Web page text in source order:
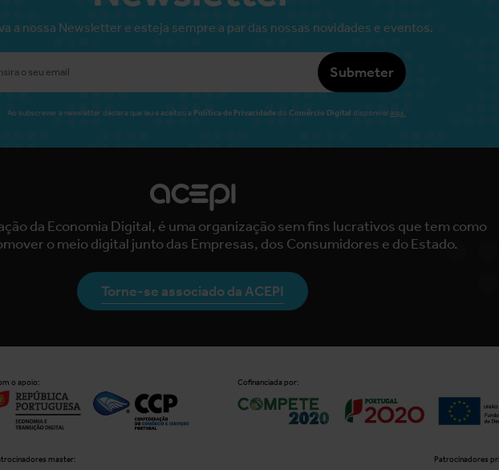
a nossa Newsletter e esteja sempre a par das nossas novidades e eventos.
Submeter
Ao subscrever a newsletter declara que leu e aceitou a Política de Privacidadedo Comércio Digital disponívelaqui.
da Economia Digital, é uma organização sem fins lucrativos que tem como
o meio digital junto das Empresas, dos Consumidores e do Estado.
Torne-se associado da ACEPI
o apoio: Cofinanciada por:
master: Patrocinadores